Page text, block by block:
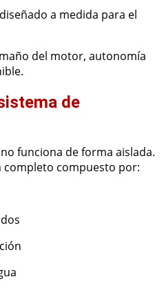
a medida para el
del motor, autonomía
de
funciona de forma aislada.
completo compuesto por: